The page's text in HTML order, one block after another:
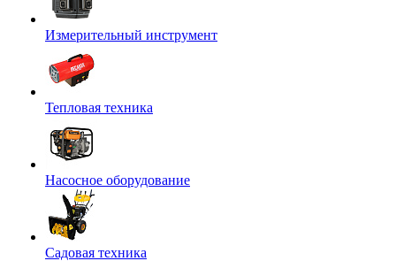
Измерительный инструмент
Тепловая техника
Насосное оборудование
Садовая техника